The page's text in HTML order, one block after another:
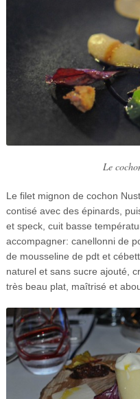
Le
Le filet mignon de cochon
contisé avec des épinards,
et speck, cuit basse
accompagner: canellonni de
de mousseline de pdt et
naturel et sans sucre ajouté,
très beau plat, maîtrisé et